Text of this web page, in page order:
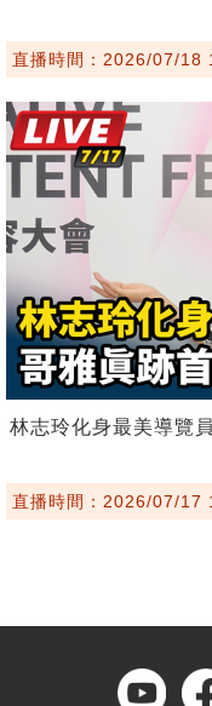
直播時間：2026/07/18
林志玲化身最美導覽員
直播時間：2026/07/17